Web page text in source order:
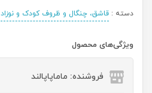
دسته : قاشق، چنگال و ظروف کودک و نوزاد
ویژگی‌های محصول
فروشنده: ماماپاپالند